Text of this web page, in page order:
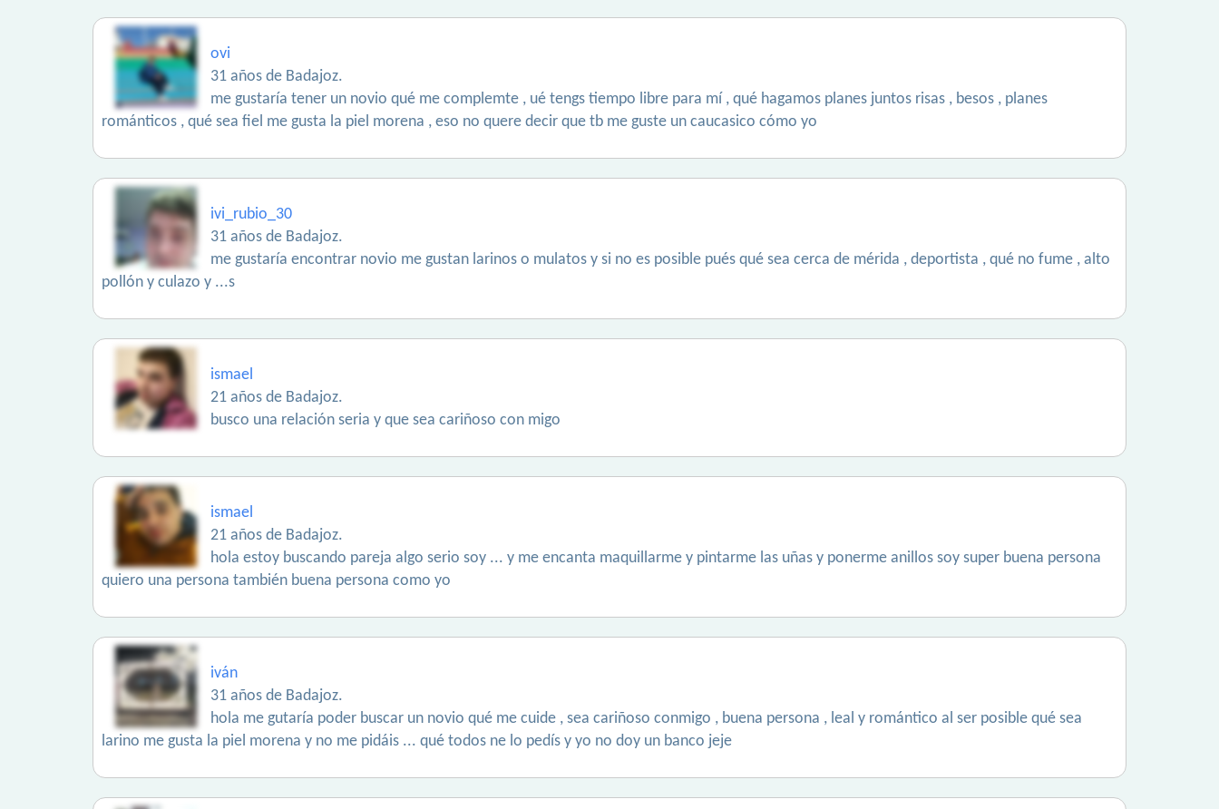
ovi
31 años de Badajoz.
me gustaría tener un novio qué me complemte , ué tengs tiempo libre para mí , qué hagamos planes juntos risas , besos , planes
románticos , qué sea fiel me gusta la piel morena , eso no quere decir que tb me guste un caucasico cómo yo
ivi_rubio_30
31 años de Badajoz.
me gustaría encontrar novio me gustan larinos o mulatos y si no es posible pués qué sea cerca de mérida , deportista , qué no fume , alto
pollón y culazo y ...s
ismael
21 años de Badajoz.
busco una relación seria y que sea cariñoso con migo
ismael
21 años de Badajoz.
hola estoy buscando pareja algo serio soy ... y me encanta maquillarme y pintarme las uñas y ponerme anillos soy super buena persona
quiero una persona también buena persona como yo
iván
31 años de Badajoz.
hola me gutaría poder buscar un novio qué me cuide , sea cariñoso conmigo , buena persona , leal y romántico al ser posible qué sea
larino me gusta la piel morena y no me pidáis ... qué todos ne lo pedís y yo no doy un banco jeje